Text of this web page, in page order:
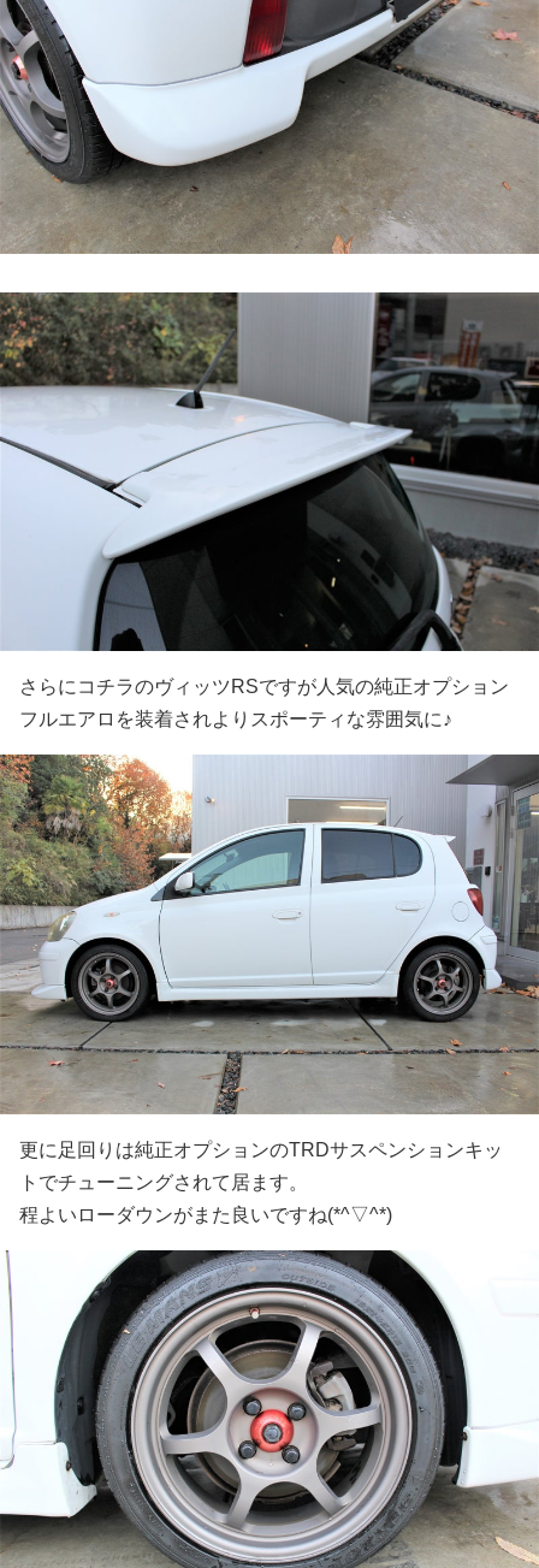
さらにコチラのヴィッツRSですが人気の純正オプション
フルエアロを装着されよりスポーティな雰囲気に♪
更に足回りは純正オプションのTRDサスペンションキッ
トでチューニングされて居ます。
程よいローダウンがまた良いですね(*^▽^*)